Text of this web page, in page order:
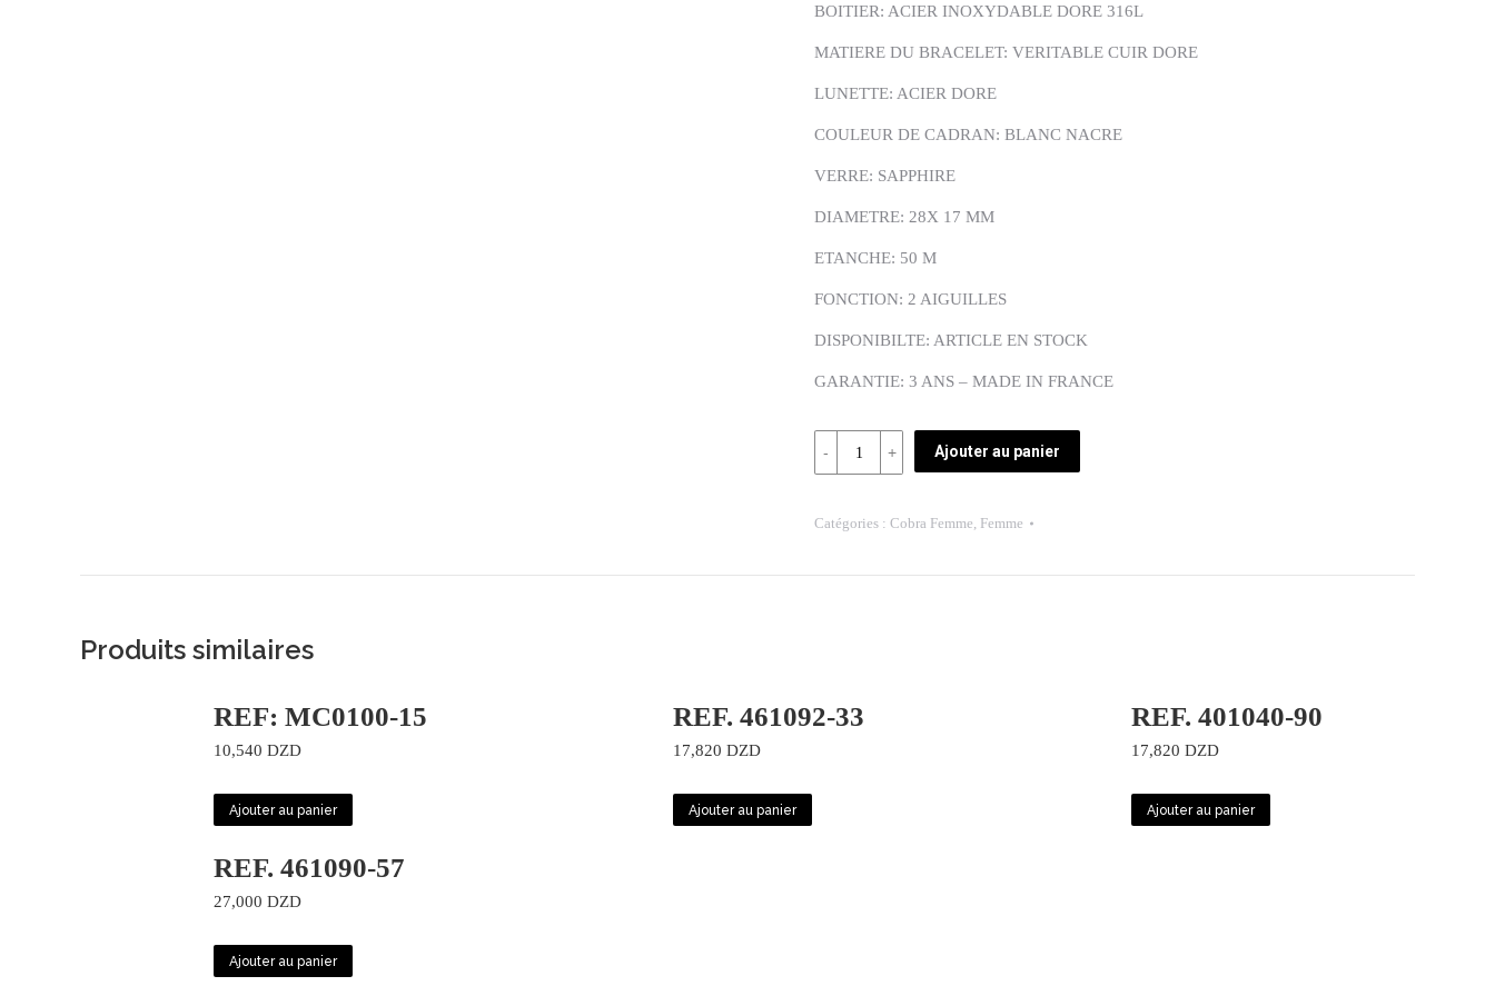
BOITIER: ACIER INOXYDABLE DORE 316L
MATIERE DU BRACELET: VERITABLE CUIR DORE
LUNETTE: ACIER DORE
COULEUR DE CADRAN: BLANC NACRE
VERRE: SAPPHIRE
DIAMETRE: 28X 17 MM
ETANCHE: 50 M
FONCTION: 2 AIGUILLES
DISPONIBILTE: ARTICLE EN STOCK
GARANTIE: 3 ANS – MADE IN FRANCE
Quantité
REF:
1
Ajouter au panier
Catégories : Cobra Femme, Femme
Produits similaires
REF: MC0100-15
10,540 DZD
Ajouter au panier
REF. 461092-33
17,820 DZD
Ajouter au panier
REF. 401040-90
17,820 DZD
Ajouter au panier
REF. 461090-57
27,000 DZD
Ajouter au panier